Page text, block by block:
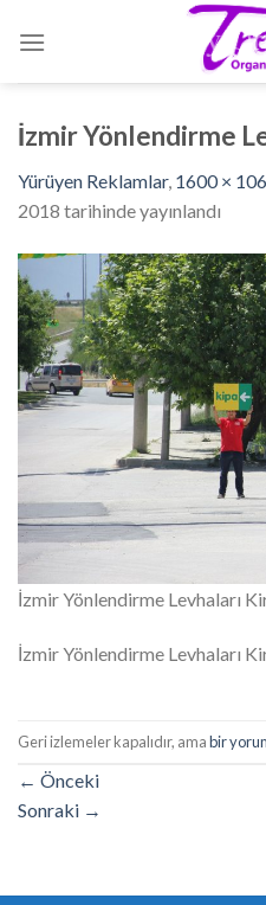
İzmir Yönlendirme
Yürüyen Reklamlar, 1600 ×
2018 tarihinde yayınlandı
İzmir Yönlendirme Levhaları
İzmir Yönlendirme Levhaları
Geri izlemeler kapalıdır, amabir
← Önceki
Sonraki →